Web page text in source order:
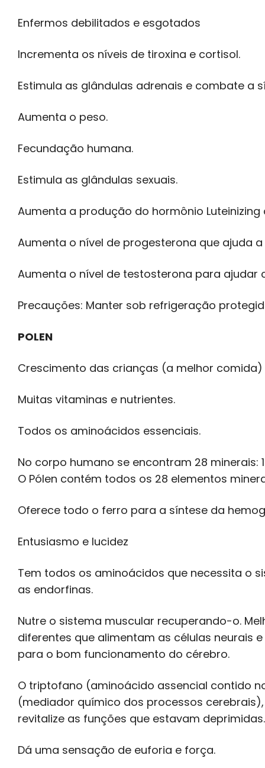
Enfermos debilitados e esgotados
Incrementa os níveis de tiroxina e cortisol.
Estimula as glândulas adrenais e combate a
Aumenta o peso.
Fecundação humana.
Estimula as glândulas sexuais.
Aumenta a produção do hormônio
Aumenta o nível de progesterona que ajuda
Aumenta o nível de testosterona para ajudar
Precauções: Manter sob refrigeração
POLEN
Crescimento das crianças (a melhor comida)
Muitas vitaminas e nutrientes.
Todos os aminoácidos essenciais.
No corpo humano se encontram 28
O Pólen contém todos os 28 elementos
Oferece todo o ferro para a síntese da
Entusiasmo e lucidez
Tem todos os aminoácidos que necessita o
as endorfinas.
Nutre o sistema muscular recuperando-o.
diferentes que alimentam as células neurais
para o bom funcionamento do cérebro.
O triptofano (aminoácido assencial contido
(mediador químico dos processos
revitalize as funções que estavam deprimidas.
Dá uma sensação de euforia e força.